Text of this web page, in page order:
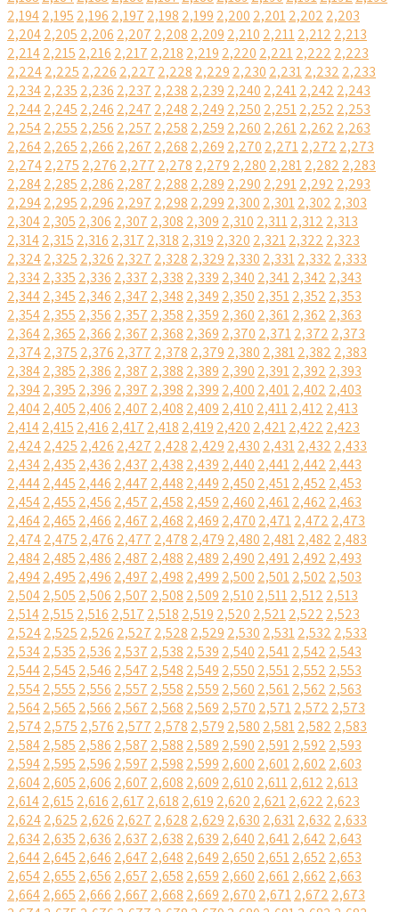
2,1942,195 2,196 2,197 2,198 2,199 2,200 2,2012,202 2,203
2,2042,205 2,206 2,207 2,208 2,209 2,210 2,2112,212 2,213
2,2142,215 2,216 2,217 2,218 2,219 2,220 2,2212,222 2,223
2,2242,225 2,226 2,227 2,228 2,229 2,230 2,2312,232 2,233
2,2342,235 2,236 2,237 2,238 2,239 2,240 2,2412,242 2,243
2,2442,245 2,246 2,247 2,248 2,249 2,250 2,2512,252 2,253
2,2542,255 2,256 2,257 2,258 2,259 2,260 2,2612,262 2,263
2,2642,265 2,266 2,267 2,268 2,269 2,270 2,2712,272 2,273
2,2742,275 2,276 2,277 2,278 2,279 2,280 2,2812,282 2,283
2,2842,285 2,286 2,287 2,288 2,289 2,290 2,2912,292 2,293
2,2942,295 2,296 2,297 2,298 2,299 2,300 2,3012,302 2,303
2,3042,305 2,306 2,307 2,308 2,309 2,310 2,3112,312 2,313
2,3142,315 2,316 2,317 2,318 2,319 2,320 2,3212,322 2,323
2,3242,325 2,326 2,327 2,328 2,329 2,330 2,3312,332 2,333
2,3342,335 2,336 2,337 2,338 2,339 2,340 2,3412,342 2,343
2,3442,345 2,346 2,347 2,348 2,349 2,350 2,3512,352 2,353
2,3542,355 2,356 2,357 2,358 2,359 2,360 2,3612,362 2,363
2,3642,365 2,366 2,367 2,368 2,369 2,370 2,3712,372 2,373
2,3742,375 2,376 2,377 2,378 2,379 2,380 2,3812,382 2,383
2,3842,385 2,386 2,387 2,388 2,389 2,390 2,3912,392 2,393
2,3942,395 2,396 2,397 2,398 2,399 2,400 2,4012,402 2,403
2,4042,405 2,406 2,407 2,408 2,409 2,410 2,4112,412 2,413
2,4142,415 2,416 2,417 2,418 2,419 2,420 2,4212,422 2,423
2,4242,425 2,426 2,427 2,428 2,429 2,430 2,4312,432 2,433
2,4342,435 2,436 2,437 2,438 2,439 2,440 2,4412,442 2,443
2,4442,445 2,446 2,447 2,448 2,449 2,450 2,4512,452 2,453
2,4542,455 2,456 2,457 2,458 2,459 2,460 2,4612,462 2,463
2,4642,465 2,466 2,467 2,468 2,469 2,470 2,4712,472 2,473
2,4742,475 2,476 2,477 2,478 2,479 2,480 2,4812,482 2,483
2,4842,485 2,486 2,487 2,488 2,489 2,490 2,4912,492 2,493
2,4942,495 2,496 2,497 2,498 2,499 2,500 2,5012,502 2,503
2,5042,505 2,506 2,507 2,508 2,509 2,510 2,5112,512 2,513
2,5142,515 2,516 2,517 2,518 2,519 2,520 2,5212,522 2,523
2,5242,525 2,526 2,527 2,528 2,529 2,530 2,5312,532 2,533
2,5342,535 2,536 2,537 2,538 2,539 2,540 2,5412,542 2,543
2,5442,545 2,546 2,547 2,548 2,549 2,550 2,5512,552 2,553
2,5542,555 2,556 2,557 2,558 2,559 2,560 2,5612,562 2,563
2,5642,565 2,566 2,567 2,568 2,569 2,570 2,5712,572 2,573
2,5742,575 2,576 2,577 2,578 2,579 2,580 2,5812,582 2,583
2,5842,585 2,586 2,587 2,588 2,589 2,590 2,5912,592 2,593
2,5942,595 2,596 2,597 2,598 2,599 2,600 2,6012,602 2,603
2,6042,605 2,606 2,607 2,608 2,609 2,610 2,6112,612 2,613
2,6142,615 2,616 2,617 2,618 2,619 2,620 2,6212,622 2,623
2,6242,625 2,626 2,627 2,628 2,629 2,630 2,6312,632 2,633
2,6342,635 2,636 2,637 2,638 2,639 2,640 2,6412,642 2,643
2,6442,645 2,646 2,647 2,648 2,649 2,650 2,6512,652 2,653
2,6542,655 2,656 2,657 2,658 2,659 2,660 2,6612,662 2,663
2,6642,665 2,666 2,667 2,668 2,669 2,670 2,6712,672 2,673